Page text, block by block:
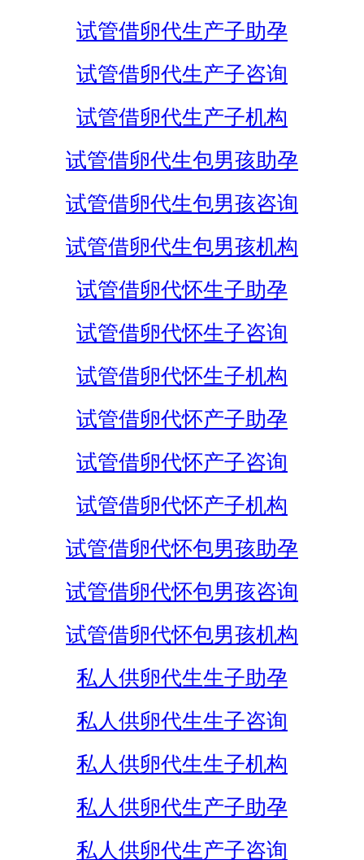
试管借卵代生产子助孕
试管借卵代生产子咨询
试管借卵代生产子机构
试管借卵代生包男孩助孕
试管借卵代生包男孩咨询
试管借卵代生包男孩机构
试管借卵代怀生子助孕
试管借卵代怀生子咨询
试管借卵代怀生子机构
试管借卵代怀产子助孕
试管借卵代怀产子咨询
试管借卵代怀产子机构
试管借卵代怀包男孩助孕
试管借卵代怀包男孩咨询
试管借卵代怀包男孩机构
私人供卵代生生子助孕
私人供卵代生生子咨询
私人供卵代生生子机构
私人供卵代生产子助孕
私人供卵代生产子咨询